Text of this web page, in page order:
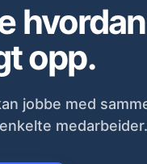
opp.
jobbe med
medarbeider.